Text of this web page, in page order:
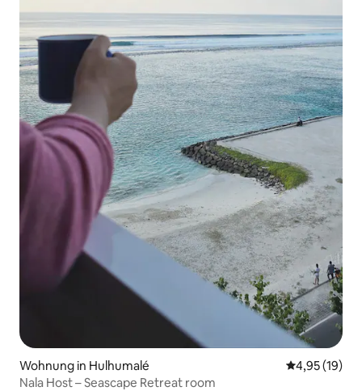
Wohnung in Hulhumalé
4,95 (19)
Nala Host – Seascape Retreat room